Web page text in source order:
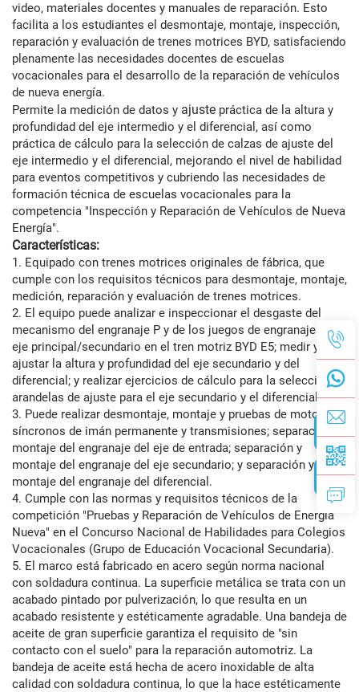
video, materiales docentes y manuales de reparación. Esto
facilita a los estudiantes el desmontaje, montaje, inspección,
reparación y evaluación de trenes motrices BYD, satisfaciendo
plenamente las necesidades docentes de escuelas
vocacionales para el desarrollo de la reparación de vehículos
de nueva energía.
Permite la medición de datos y ajuste práctica de la altura y
profundidad del eje intermedio y el diferencial, así como
práctica de cálculo para la selección de calzas de ajuste del
eje intermedio y el diferencial, mejorando el nivel de habilidad
para eventos competitivos y cubriendo las necesidades de
formación técnica de escuelas vocacionales para la
competencia "Inspección y Reparación de Vehículos de Nueva
Energía".
Características:
1. Equipado con trenes motrices originales de fábrica, que
cumple con los requisitos técnicos para desmontaje, montaje,
medición, reparación y evaluación de trenes motrices.
2. El equipo puede analizar e inspeccionar el desgaste del
mecanismo del engranaje P y de los juegos de engranajes del
eje principal/secundario en el tren motriz BYD E5; medir y
ajustar la altura y profundidad del eje secundario y del
diferencial; y realizar ejercicios de cálculo para la selección de
arandelas de ajuste para el eje secundario y el diferencial.
3. Puede realizar desmontaje, montaje y pruebas de motores
síncronos de imán permanente y transmisiones; separación y
montaje del engranaje del eje de entrada; separación y
montaje del engranaje del eje secundario; y separación y
montaje del engranaje del diferencial.
4. Cumple con las normas y requisitos técnicos de la
competición "Pruebas y Reparación de Vehículos de Energía
Nueva" en el Concurso Nacional de Habilidades para Colegios
Vocacionales (Grupo de Educación Vocacional Secundaria).
5. El marco está fabricado en acero según norma nacional
con soldadura continua. La superficie metálica se trata con un
acabado pintado por pulverización, lo que resulta en un
acabado resistente y estéticamente agradable. Una bandeja de
aceite de gran superficie garantiza el requisito de "sin
contacto con el suelo" para la reparación automotriz. La
bandeja de aceite está hecha de acero inoxidable de alta
calidad con soldadura continua, lo que la hace estéticamente